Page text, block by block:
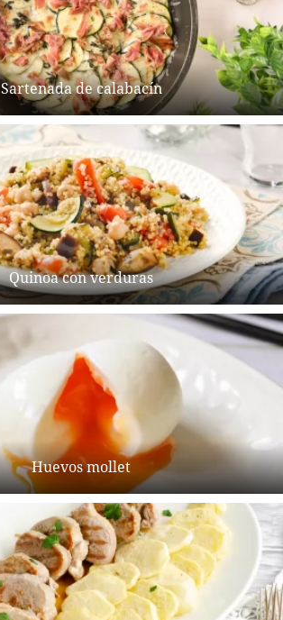
Sartenada de calabacín
Quinoa con verduras
Huevos mollet